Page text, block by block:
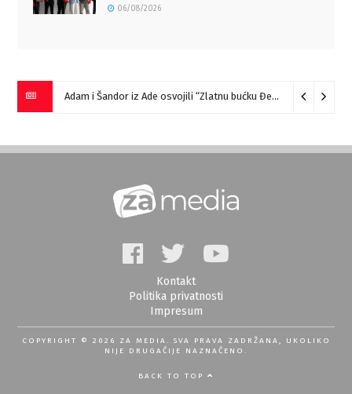
06/08/2026
Adam i Šandor iz Ade osvojili “Zlatnu bućku Đerdapa” 09/08/
Kontakt
Politika privatnosti
Impresum
COPYRIGHT © 2026 ZA MEDIA. SVA PRAVA ZADRŽANA, UKOLIKO
NIJE DRUGAČIJE NAZNAČENO.
BACK TO TOP